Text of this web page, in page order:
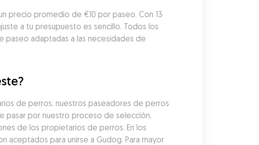
precio promedio de €10 por paseo. Con 13
a tu presupuesto es sencillo. Todos los
adaptadas a las necesidades de
de perros, nuestros paseadores de perros
pasar por nuestro proceso de selección,
de los propietarios de perros. En los
aceptados para unirse a Gudog. Para mayor